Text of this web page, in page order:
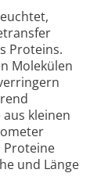
Proteins.
Molekülen
kleinen
Proteine
und Länge